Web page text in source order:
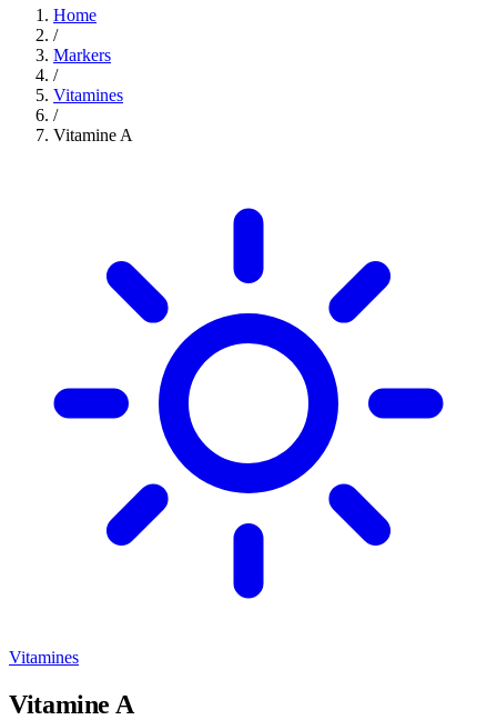
Home
/
Markers
/
Vitamines
/
Vitamine A
Vitamines
Vitamine A